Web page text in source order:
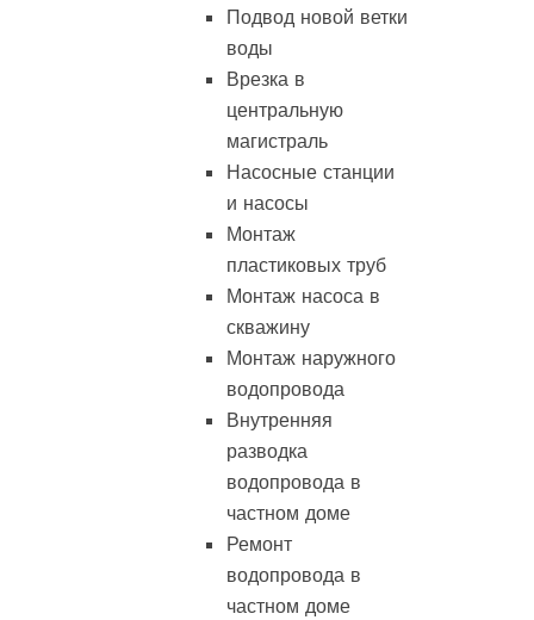
Подвод новой ветки
воды
Врезка в
центральную
магистраль
Насосные станции
и насосы
Монтаж
пластиковых труб
Монтаж насоса в
скважину
Монтаж наружного
водопровода
Внутренняя
разводка
водопровода в
частном доме
Ремонт
водопровода в
частном доме